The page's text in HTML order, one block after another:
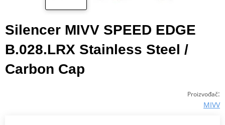
Silencer MIVV SPEED EDGE
B.028.LRX Stainless Steel /
Carbon Cap
Proizvođač:
MIVV